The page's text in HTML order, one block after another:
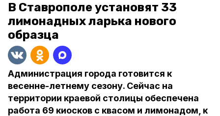
В Ставрополе установят 33
лимонадных ларька нового
образца
Администрация города готовится к
весенне-летнему сезону. Сейчас на
территории краевой столицы обеспечена
работа 69 киосков с квасом и лимонадом, к